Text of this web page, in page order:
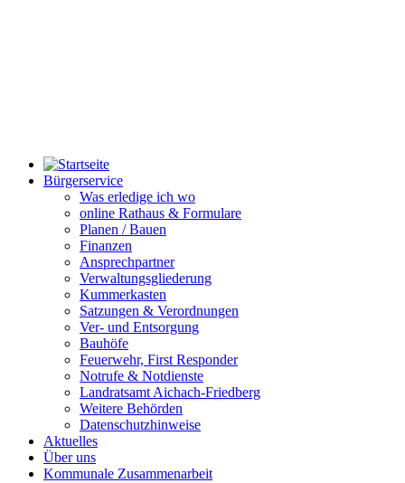
Bürgerservice
Was erledige ich wo
online Rathaus & Formulare
Planen / Bauen
Finanzen
Ansprechpartner
Verwaltungsgliederung
Kummerkasten
Satzungen & Verordnungen
Ver- und Entsorgung
Bauhöfe
Feuerwehr, First Responder
Notrufe & Notdienste
Landratsamt Aichach-Friedberg
Weitere Behörden
Datenschutzhinweise
Aktuelles
Über uns
Kommunale Zusammenarbeit